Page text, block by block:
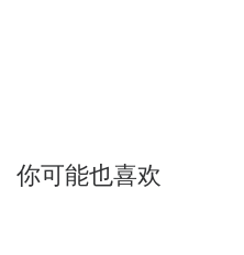
你可能也喜欢